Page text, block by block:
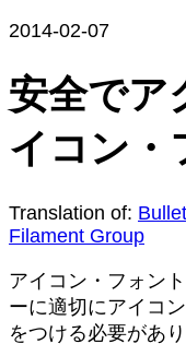
2014-02-07
安全でア
イコン・
Translation of:
Filament Group
アイコン・フォン
ーに適切にアイコ
をつける必要があ